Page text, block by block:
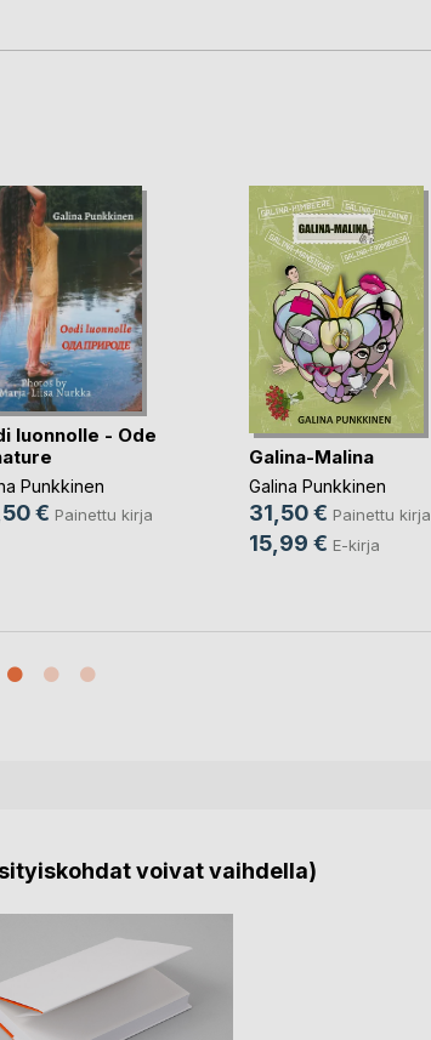
luonnolle - Ode
Punkkinen
€ Painettu kirja
Galina-Malina
Galina Punkkinen
31,50 € Painettu kirja
15,99 € E-kirja
voivat vaihdella)